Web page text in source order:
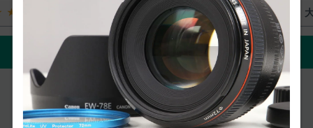
大変満足 ★★★★★
ご評価の詳細をみる